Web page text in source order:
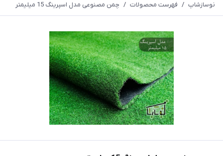
نوسازشاپ / فهرست محصولات / چمن مصنوعی مدل اسپرینگ 15 میلیمتر